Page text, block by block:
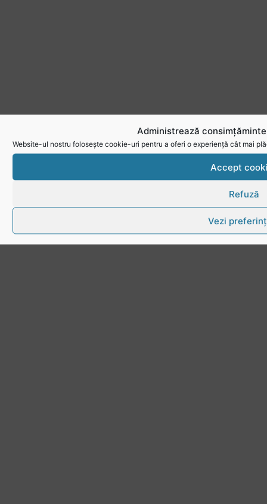
Administrează
Website-ul nostru folosește cookie-uri pentru a oferi o experiență cât mai
Accept
Refuză
Vezi